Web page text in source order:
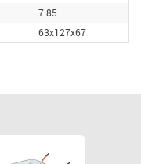
7.85
63х127х67